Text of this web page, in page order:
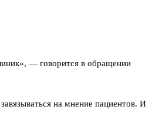
— говорится в обращении
на мнение пациентов. И